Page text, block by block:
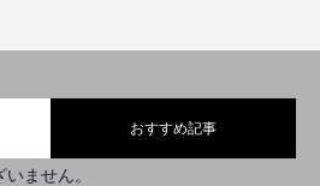
おすすめ記事
ません。